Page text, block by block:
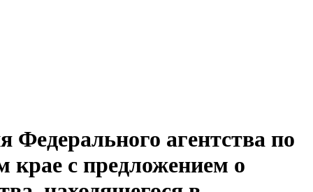
агентства по
крае с предложением о